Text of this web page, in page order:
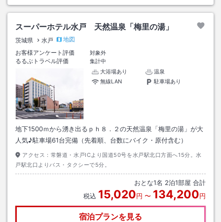
スーパーホテル水戸 天然温泉「梅里の湯」
茨城県 水戸
地図
お客様アンケート評価
対象外
るるぶトラベル評価
集計中
大浴場あり
温泉
無線LAN
駐車場あり
地下1500ｍから湧き出るｐｈ８．２の天然温泉「梅里の湯」が大
人気♪駐車場61台完備（先着順、台数にバイク・原付含む）
アクセス： 常磐道・水戸ICより国道50号を水戸駅北口方面へ15分。水
戸駅北口よりバス・タクシーで5分。
おとな1名 2泊1部屋 合計
税込 15,020円 〜 134,200円
宿泊プランを見る